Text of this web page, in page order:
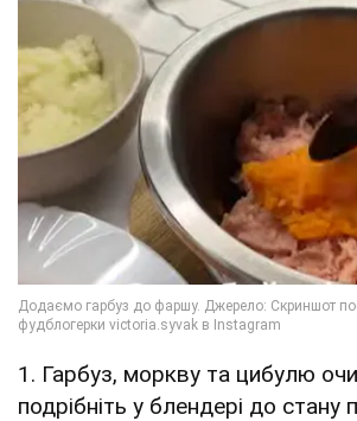
1. Гарбуз, моркву та цибулю
подрібніть у блендері до стану